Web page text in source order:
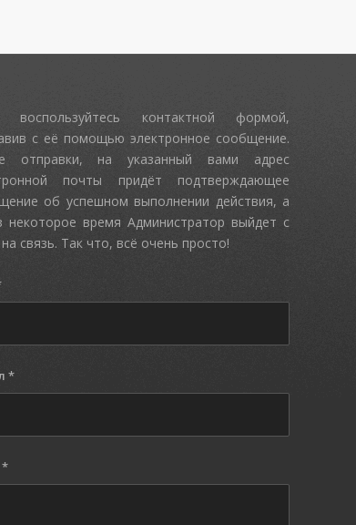
воспользуйтесь контактной формой,
с её помощью электронное сообщение.
отправки, на указанный вами адрес
почты придёт подтверждающее
об успешном выполнении действия, а
некоторое время Администратор выйдет с
связь. Так что, всё очень просто!
*
*